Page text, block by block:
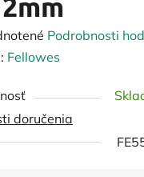
Podrobnosti
Fellowes
doručenia